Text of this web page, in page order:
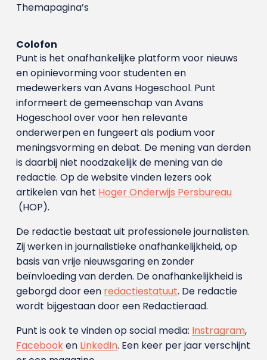
Themapagina’s
Colofon
Punt is het onafhankelijke platform voor nieuws
en opinievorming voor studenten en
medewerkers van Avans Hoge­school. Punt
informeert de gemeenschap van Avans
Hogeschool over voor hen relevante
onderwerpen en fungeert als podium voor
meningsvorming en debat. De mening van derden
is daarbij niet noodzakelijk de mening van de
redactie. Op de website vinden lezers ook
artikelen van het Hoger Onderwijs Persbureau
(HOP).
De redactie bestaat uit professionele journalisten.
Zij werken in journalistieke onafhankelijkheid, op
basis van vrije nieuwsgaring en zonder
beïnvloeding van derden. De onafhankelijkheid is
geborgd door een redactiestatuut. De redactie
wordt bijgestaan door een Redactieraad.
Punt is ook te vinden op social media: Instragram,
Facebooken LinkedIn. Een keer per jaar verschijnt